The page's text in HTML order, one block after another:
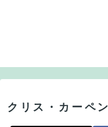
クリス・カーペ